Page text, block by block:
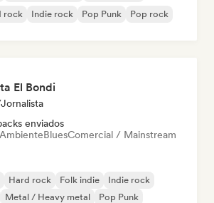
rock Indie rock Pop Punk Pop rock
El Bondi
enviados
AmbienteBluesComercial / Mainstream
Hard rock Folk indie
Indie rock
Metal / Heavy metal
Pop Punk